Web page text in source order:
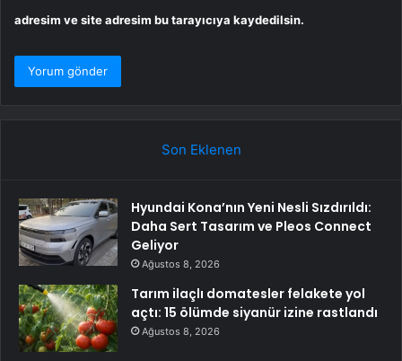
adresim ve site adresim bu tarayıcıya kaydedilsin.
Son Eklenen
Hyundai Kona’nın Yeni Nesli Sızdırıldı:
Daha Sert Tasarım ve Pleos Connect
Geliyor
Ağustos 8, 2026
Tarım ilaçlı domatesler felakete yol
açtı: 15 ölümde siyanür izine rastlandı
Ağustos 8, 2026